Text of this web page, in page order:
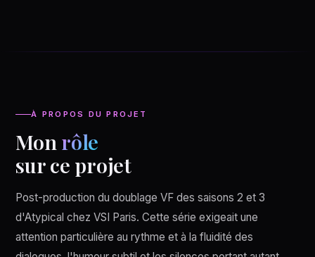
À PROPOS DU PROJET
Mon rôle
sur ce projet
Post-production du doublage VF des saisons 2 et 3
d'Atypical chez VSI Paris. Cette série exigeait une
attention particulière au rythme et à la fluidité des